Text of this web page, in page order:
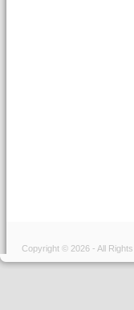
Copyright © 2026 - All